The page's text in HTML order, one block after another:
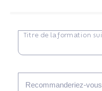
Titre de la formation